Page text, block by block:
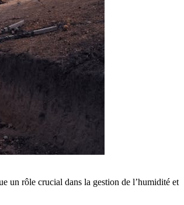
un rôle crucial dans la gestion de l’humidité et